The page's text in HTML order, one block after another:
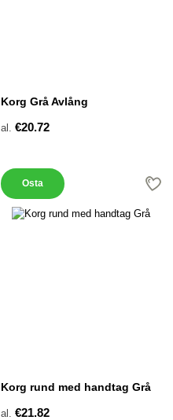
Korg Grå Avlång
al. €20.72
Osta
Korg rund med handtag Grå
al. €21.82